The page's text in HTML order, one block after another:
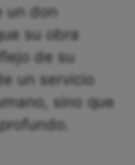
un don
su obra
de su
un servicio
sino que